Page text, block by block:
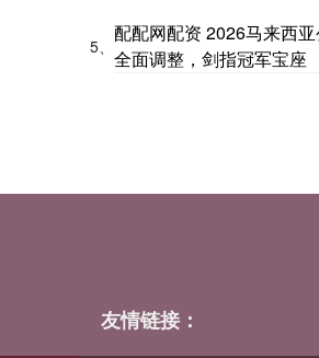
5、
配配网配资 2026马来西
全面调整，剑指冠军宝座
友情链接：